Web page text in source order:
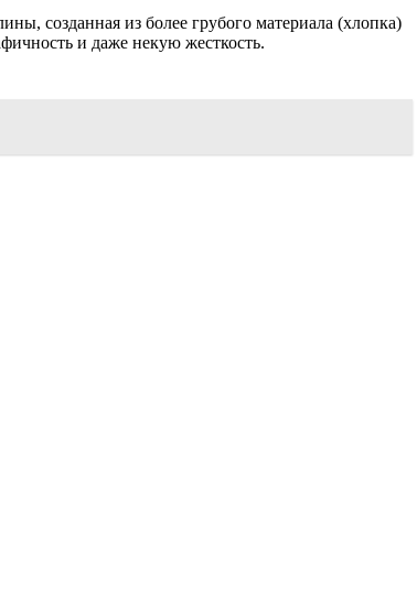
созданная из более грубого материала (хлопка)
и даже некую жесткость.